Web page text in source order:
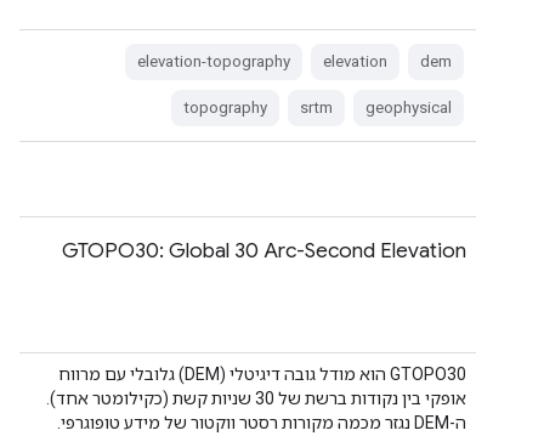
dem
elevation
elevation-topography
geophysical
srtm
topography
GTOPO30: Global 30 Arc-Second Elevation
‫GTOPO30 הוא מודל גובה דיגיטלי (DEM) גלובלי עם מרווח
אופקי בין נקודות ברשת של 30 שניות קשת (כקילומטר אחד).
ה-DEM נגזר מכמה מקורות רסטר ווקטור של מידע טופוגרפי.